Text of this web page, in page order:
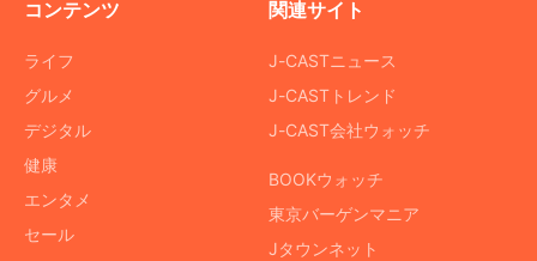
コンテンツ
ライフ
グルメ
デジタル
健康
エンタメ
セール
関連サイト
J-CASTニュース
J-CASTトレンド
J-CAST会社ウォッチ
BOOKウォッチ
東京バーゲンマニア
Jタウンネット